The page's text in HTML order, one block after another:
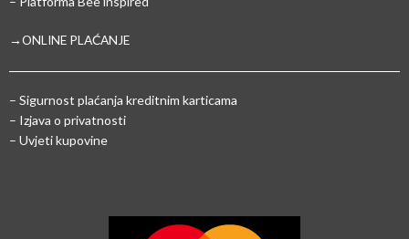
→ONLINE PLAĆANJE
– Sigurnost plaćanja kreditnim karticama
– Izjava o privatnosti
– Uvjeti kupovine